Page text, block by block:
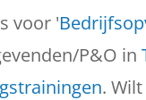
voor '
P&O in
.